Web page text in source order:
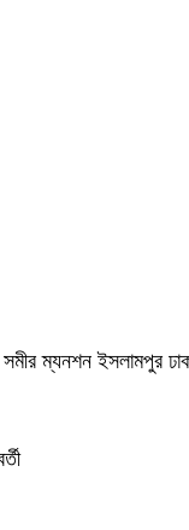
সমীর ম্যনশন ইসলামপুর